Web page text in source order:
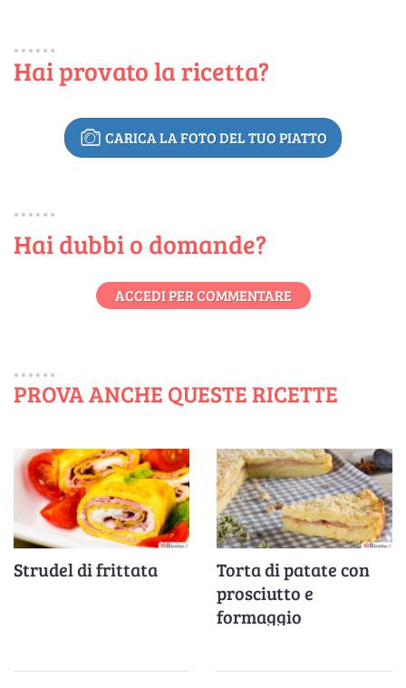
Hai provato la ricetta?
CARICA LA FOTO DEL TUO PIATTO
Hai dubbi o domande?
ACCEDI PER COMMENTARE
PROVA ANCHE QUESTE RICETTE
Strudel di frittata
Torta di patate con
prosciutto e
formaggio